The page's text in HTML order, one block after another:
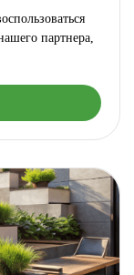
партнера,